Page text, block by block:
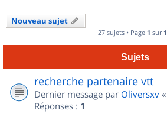
Nouveau sujet
27 sujets • Page 1 sur 1
Sujets
recherche partenaire vtt
Dernier message par Oliversxv «
Réponses : 1